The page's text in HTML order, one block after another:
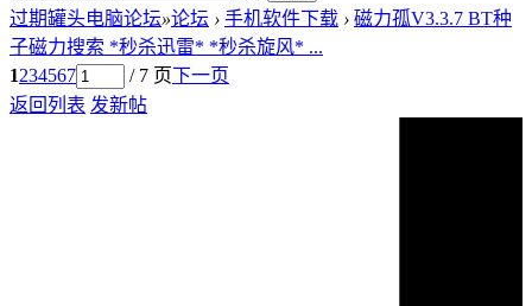
过期罐头电脑论坛»论坛 › 手机软件下载 › 磁力孤V3.3.7 BT种
子磁力搜索 *秒杀迅雷* *秒杀旋风* ...
1234567 / 7 页下一页
返回列表 发新帖